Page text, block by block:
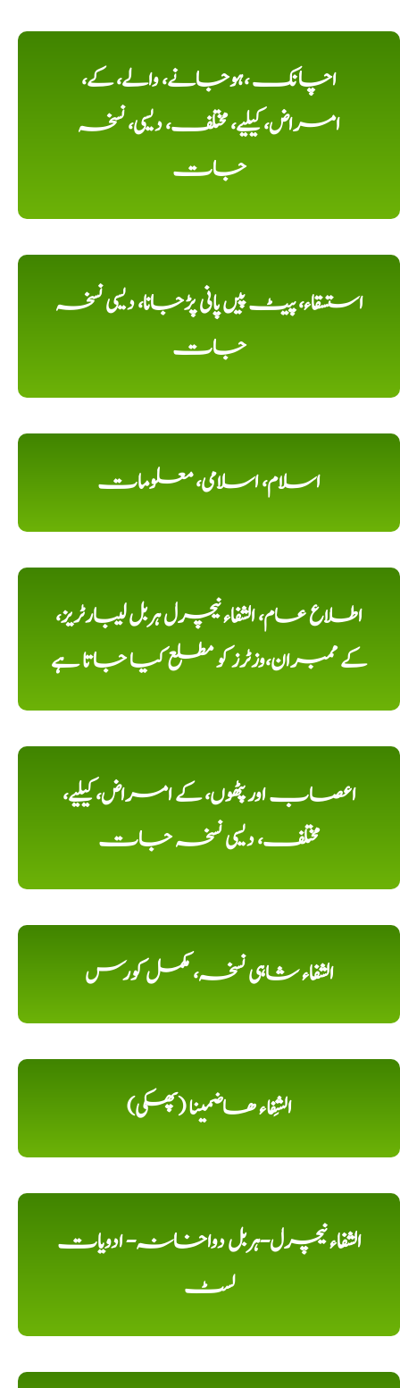
اچانک ،ہوجانے، والے، کے،
امراض، کیلیے، مختلف، دیسی، نسخہ
جات
استسقاء، پیٹ پیں پانی پڑجانا، دیسی نسخہ
جات
اسلام، اسلامی، معلومات
اطلاع عام، الشفاء نیچرل ہربل لیبارٹریز،
کے ممبران،وزٹرز کو مطلع کیا جاتا ہے
اعصاب اور پٹھوں، کے امراض، کیلیے،
مختلف، دیسی نسخہ جات
الشفاء شاہی نسخہ، مکمل کورس
الشِفاء ھاضمینا (پھکی)
الشفاء نیچرل-ہربل دواخانہ- ادویات
لسٹ